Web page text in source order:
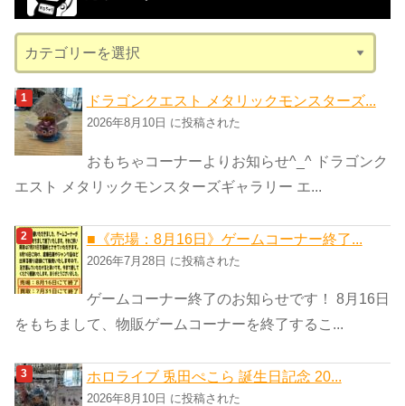
ブ
テ
ゴ
リ
ー
ドラゴンクエスト メタリックモンスターズ...
2026年8月10日 に投稿された
おもちゃコーナーよりお知らせ^_^ ドラゴンク
エスト メタリックモンスターズギャラリー エ...
■《売場：8月16日》ゲームコーナー終了...
2026年7月28日 に投稿された
ゲームコーナー終了のお知らせです！ 8月16日
をもちまして、物販ゲームコーナーを終了するこ...
ホロライブ 兎田ぺこら 誕生日記念 20...
2026年8月10日 に投稿された